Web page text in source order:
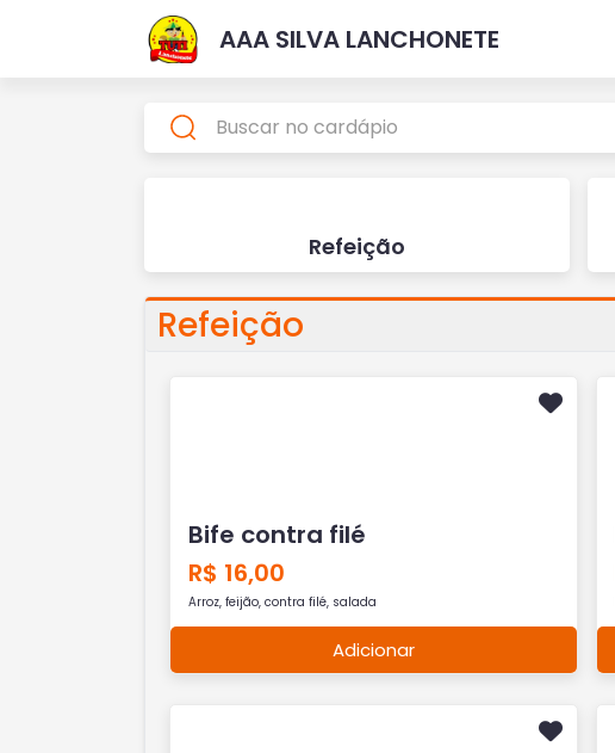
AAA SILVA LANCHONETE
Refeição
Refeição
Bife contra filé
R$ 16,00
Arroz, feijão, contra filé, salada
Adicionar